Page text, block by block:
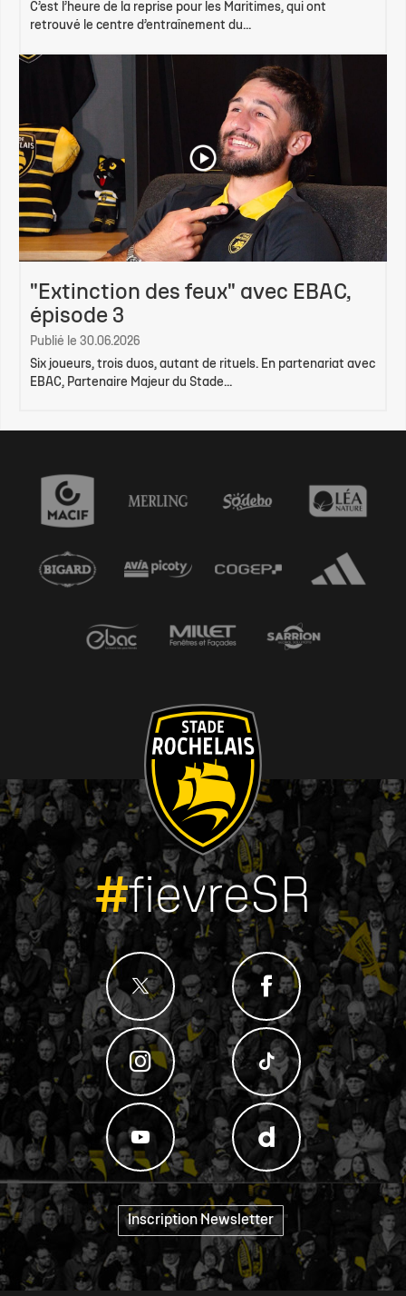
C’est l’heure de la reprise pour les Maritimes, qui ont
retrouvé le centre d’entraînement du...
"Extinction des feux" avec EBAC,
épisode 3
Publié le 30.06.2026
Six joueurs, trois duos, autant de rituels. En partenariat avec
EBAC, Partenaire Majeur du Stade...
#fievreSR
Inscription Newsletter "